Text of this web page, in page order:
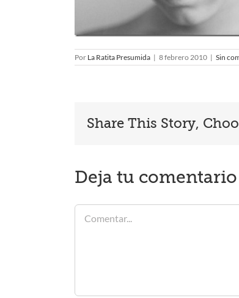
Por La Ratita Presumida | 8 febrero 2010 | Sin
Share This Story,
Deja tu comentario
Comentar